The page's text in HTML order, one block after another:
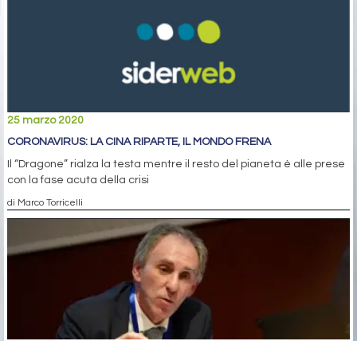
25 marzo 2020
CORONAVIRUS: LA CINA RIPARTE, IL MONDO FRENA
Il “Dragone” rialza la testa mentre il resto del pianeta è alle prese
con la fase acuta della crisi
di Marco Torricelli